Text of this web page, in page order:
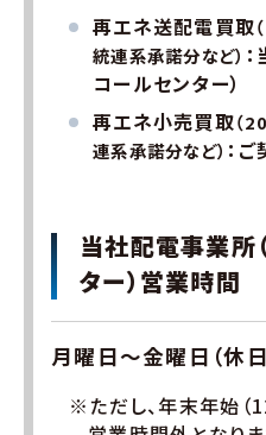
再エネ送配電買取
統連系承諾分など）
コールセンター）
再エネ小売買取（
連系承諾分など） ：
当社配電事業所
ター）営業時間
月曜日～金曜日（休
※ただし、年末年始（